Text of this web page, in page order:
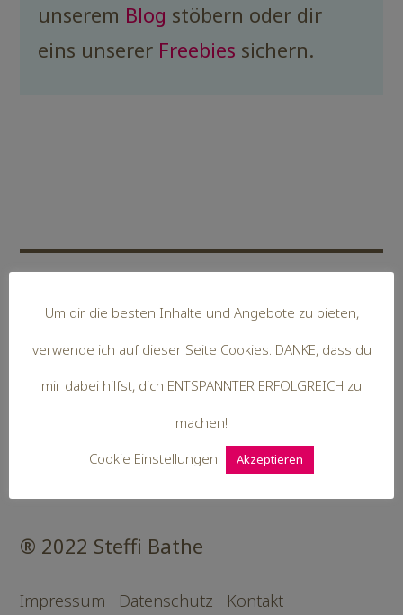
unserem Blog stöbern oder dir
eins unserer Freebies sichern.
Hallo,
ich bin Steffi. Mit mir als Coach =
Kutscher kommst du leichter ans Ziel.
Du bist ENTSPANNTER ERFOLGREICH
® 2022 Steffi Bathe
Impressum Datenschutz Kontakt
Um dir die besten Inhalte und Angebote zu bieten,
verwende ich auf dieser Seite Cookies. DANKE, dass du
mir dabei hilfst, dich ENTSPANNTER ERFOLGREICH zu
machen!
Cookie Einstellungen Akzeptieren